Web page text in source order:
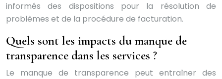
informés des dispositions pour la résolution de
problèmes et de la procédure de facturation.
Quels sont les impacts du manque de
transparence dans les services ?
Le manque de transparence peut entraîner des